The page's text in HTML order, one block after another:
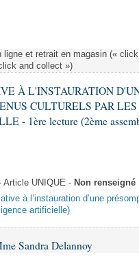
ligne et retrait en magasin («
and collect »)
À L'INSTAURATION
CULTURELS PAR LES
- 1ère lecture (2ème
Article UNIQUE - Non renseigné
à l’instauration d’une
artificielle)
Sandra Delannoy